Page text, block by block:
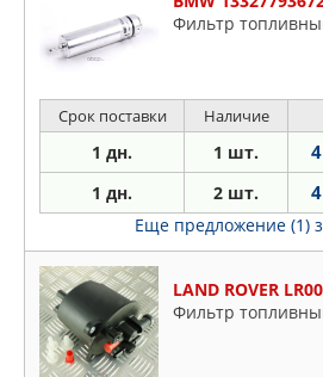
Фильтр
Срок поставки Наличие
1 дн. 1 шт.
1 дн. 2 шт.
Еще предложение (1)
LAND ROVER
Фильтр